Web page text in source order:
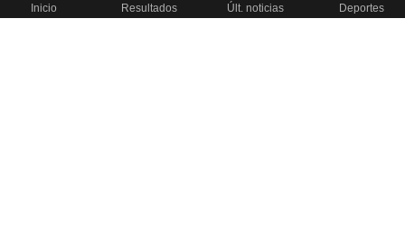
Inicio Resultados Últ. noticias Deportes